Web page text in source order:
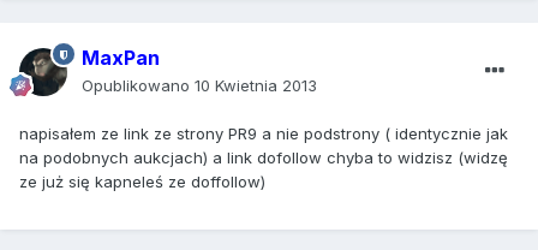
MaxPan
Opublikowano 10 Kwietnia 2013
napisałem ze link ze strony PR9 a nie podstrony ( identycznie jak
na podobnych aukcjach) a link dofollow chyba to widzisz (widzę
ze już się kapneleś ze doffollow)